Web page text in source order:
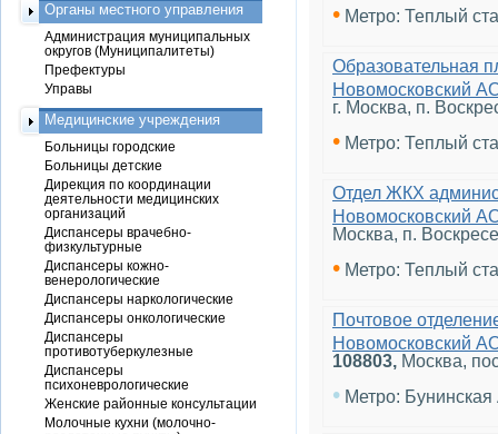
• Метро: Теплый
Образовательная
Новомосковский
г. Москва, п.
• Метро: Теплый
Отдел ЖКХ
Новомосковский
Москва, п.
• Метро: Теплый
Почтовое
Новомосковский
108803, Москва,
• Метро:
Органы местного управления
Администрация муниципальных
округов (Муниципалитеты)
Префектуры
Управы
Медицинские учреждения
Больницы городские
Больницы детские
Дирекция по координации
деятельности медицинских
организаций
Диспансеры врачебно-
физкультурные
Диспансеры кожно-
венерологические
Диспансеры наркологические
Диспансеры онкологические
Диспансеры
противотуберкулезные
Диспансеры
психоневрологические
Женские районные консультации
Молочные кухни (молочно-